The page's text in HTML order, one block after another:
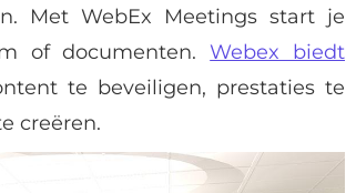
Met WebEx Meetings start je
of documenten.Webex biedt
te beveiligen, prestaties te
creëren.